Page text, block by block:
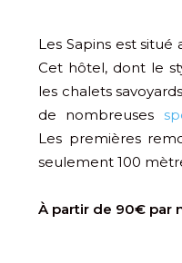
Les Sapins est situé
Cet hôtel, dont le
les chalets
de nombreuses
Les premières
seulement 100
À partir de 90€ par